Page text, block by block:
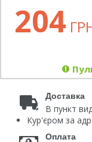
204
Доставка
В пункт
Кур'єром за
Оплата